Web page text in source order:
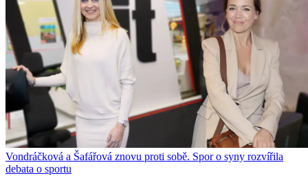
Vondráčková a Šafářová znovu proti sobě. Spor o syny rozvířila
debata o sportu